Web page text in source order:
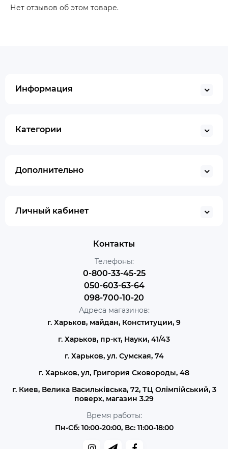
Нет отзывов об этом товаре.
Информация
Категории
Дополнительно
Личный кабинет
Контакты
Телефоны:
0-800-33-45-25
050-603-63-64
098-700-10-20
Адреса магазинов:
г. Харьков, майдан, Конституции, 9
г. Харьков, пр-кт, Науки, 41/43
г. Харьков, ул. Сумская, 74
г. Харьков, ул, Григория Сковороды, 48
г. Киев, Велика Васильківська, 72, ТЦ Олімпійський, 3
поверх, магазин 3.29
Время работы:
Пн-Сб: 10:00-20:00, Вс: 11:00-18:00